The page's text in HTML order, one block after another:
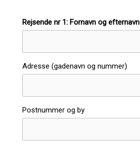
Rejsende nr 1: Fornavn og efternavn
Adresse (gadenavn og nummer)
Postnummer og by